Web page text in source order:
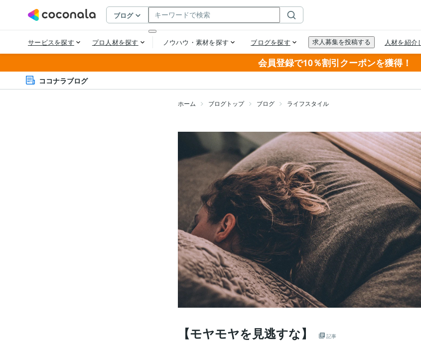
会員登録で10％割引クーポンを獲得！
ココナラブログ
ホーム ブログトップ ブログ ライフスタイル
【モヤモヤを見逃すな】 記事